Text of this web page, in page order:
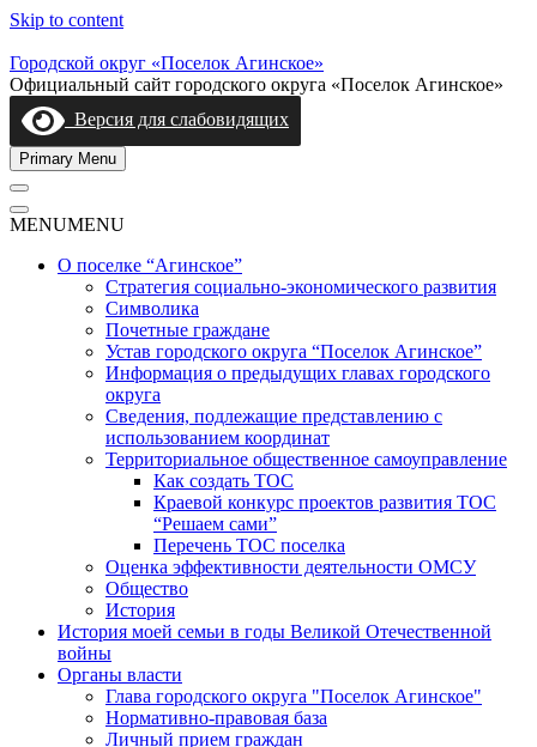
Skip to content
Городской округ «Поселок Агинское»
Официальный сайт городского округа «Поселок Агинское»
Версия для слабовидящих
Primary Menu
MENUMENU
О поселке “Агинское”
Стратегия социально-экономического развития
Символика
Почетные граждане
Устав городского округа “Поселок Агинское”
Информация о предыдущих главах городского
округа
Сведения, подлежащие представлению с
использованием координат
Территориальное общественное самоуправление
Как создать ТОС
Краевой конкурс проектов развития ТОС
“Решаем сами”
Перечень ТОС поселка
Оценка эффективности деятельности ОМСУ
Общество
История
История моей семьи в годы Великой Отечественной
войны
Органы власти
Глава городского округа "Поселок Агинское"
Нормативно-правовая база
Личный прием граждан